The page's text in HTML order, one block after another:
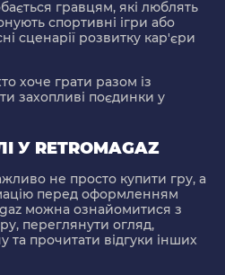
гравцям, які люблять
спортивні ігри або
сценарії розвитку кар'єри
хоче грати разом із
захопливі поєдинки у
У RETROMAGAZ
не просто купити гру, а
перед оформленням
можна ознайомитися з
переглянути огляд,
та прочитати відгуки інших